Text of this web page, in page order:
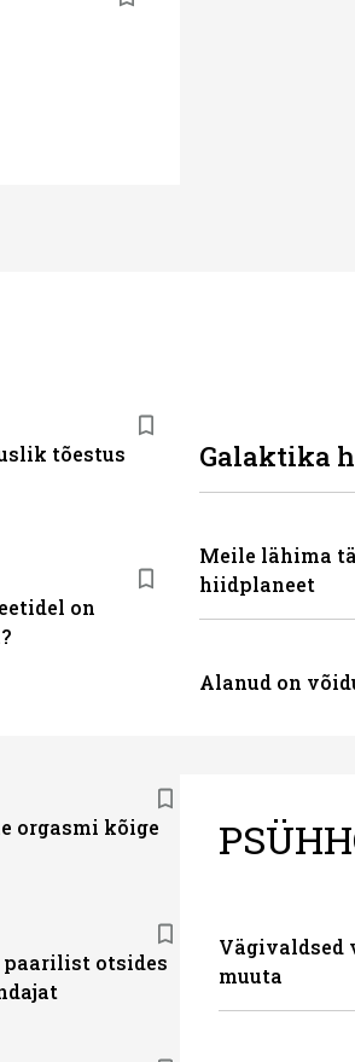
tõestus Galaktika
Meile lähima
hiidplaneet
Alanud on
on
orgasmi kõige
otsides
Vägivaldsed
muuta